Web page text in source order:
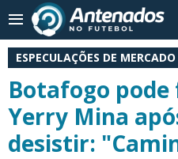
ESPECULAÇÕES DE MERCADO
Botafogo pode
Yerry Mina
desistir: